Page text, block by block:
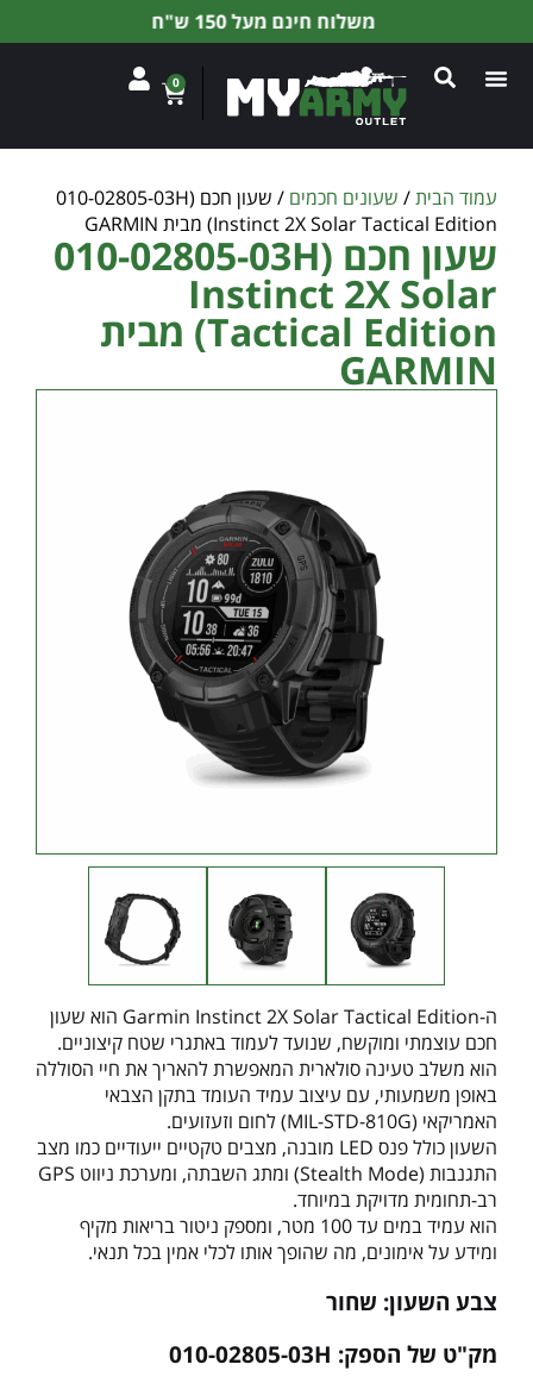
משלוח חינם מעל 150 ש"ח
0
עמוד הבית/ שעונים חכמים
/ שעון חכם 010-02805-03H)
Instinct 2X Solar Tactical Edition) מבית GARMIN
שעון חכם 010-02805-03H)
Instinct 2X Solar
Tactical Edition) מבית
GARMIN
ה-Garmin Instinct 2X Solar Tactical Edition הוא שעון
חכם עוצמתי ומוקשח, שנועד לעמוד באתגרי שטח קיצוניים.
הוא משלב טעינה סולארית המאפשרת להאריך את חיי הסוללה
באופן משמעותי, עם עיצוב עמיד העומד בתקן הצבאי
האמריקאי (MIL-STD-810G) לחום וזעזועים.
השעון כולל פנס LED מובנה, מצבים טקטיים ייעודיים כמו מצב
התגנבות (Stealth Mode) ומתג השבתה, ומערכת ניווט GPS
רב-תחומית מדויקת במיוחד.
הוא עמיד במים עד 100 מטר, ומספק ניטור בריאות מקיף
ומידע על אימונים, מה שהופך אותו לכלי אמין בכל תנאי.
צבע השעון: שחור
מק"ט של הספק: 010-02805-03H